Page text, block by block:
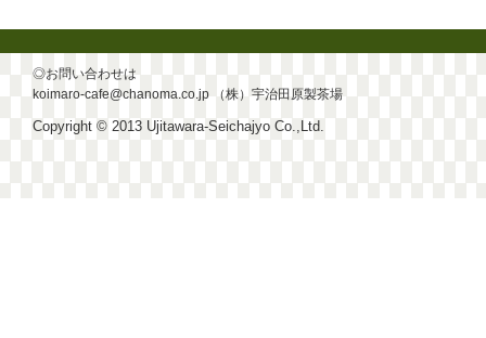
◎お問い合わせは
koimaro-cafe@chanoma.co.jp （株）宇治田原製茶場
Copyright © 2013 Ujitawara-Seichajyo Co.,Ltd.